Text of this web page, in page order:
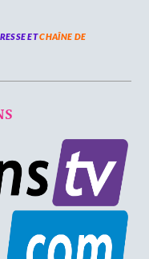
ETCHAÎNE DE